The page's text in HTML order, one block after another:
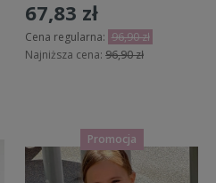
67,83 zł
Cena regularna: 96,90 zł
Najniższa cena: 96,90 zł
Promocja